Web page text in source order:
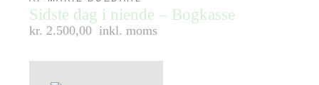
Sidste dag i niende – Bogkasse
kr. 2.500,00 inkl. moms